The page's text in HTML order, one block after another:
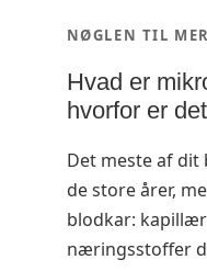
NØGLEN TIL
Hvad er
hvorfor er
Det meste af
de store årer,
blodkar:
næringsstoffer